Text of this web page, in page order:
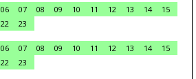
06 07 08 09 10 11 12 13 14
15
22
23
06 07 08 09 10 11 12 13 14
15
22
23